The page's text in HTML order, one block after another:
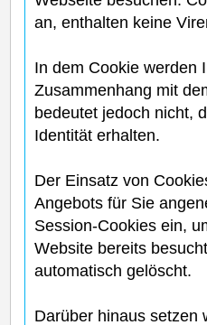
an, enthalten keine
In dem Cookie werden
Zusammenhang mit
bedeutet jedoch nicht,
Identität erhalten.
Der Einsatz von
Angebots für Sie
Session-Cookies ein,
Website bereits
automatisch gelöscht.
Darüber hinaus setzen